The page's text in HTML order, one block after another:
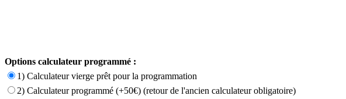
Options calculateur programmé :
1) Calculateur vierge prêt pour la programmation
2) Calculateur programmé (+50€) (retour de l'ancien calculateur obligatoire)